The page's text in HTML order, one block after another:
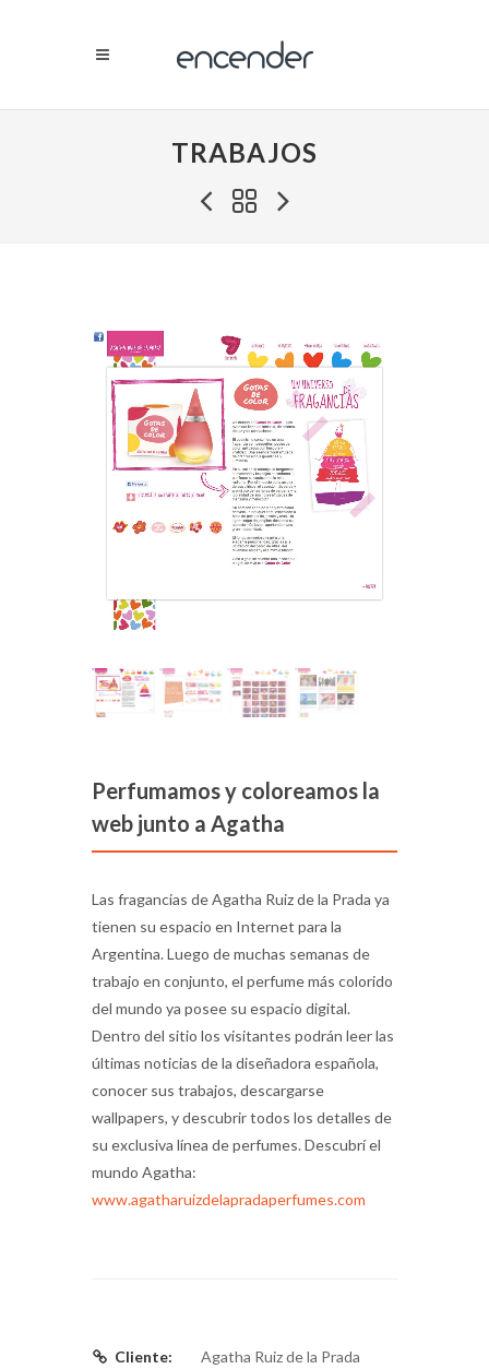
TRABAJOS
Perfumamos y coloreamos la
web junto a Agatha
Las fragancias de Agatha Ruiz de la Prada ya
tienen su espacio en Internet para la
Argentina. Luego de muchas semanas de
trabajo en conjunto, el perfume más colorido
del mundo ya posee su espacio digital.
Dentro del sitio los visitantes podrán leer las
últimas noticias de la diseñadora española,
conocer sus trabajos, descargarse
wallpapers, y descubrir todos los detalles de
su exclusiva línea de perfumes. Descubrí el
mundo Agatha:
www.agatharuizdelapradaperfumes.com
Cliente:
Agatha Ruiz de la Prada